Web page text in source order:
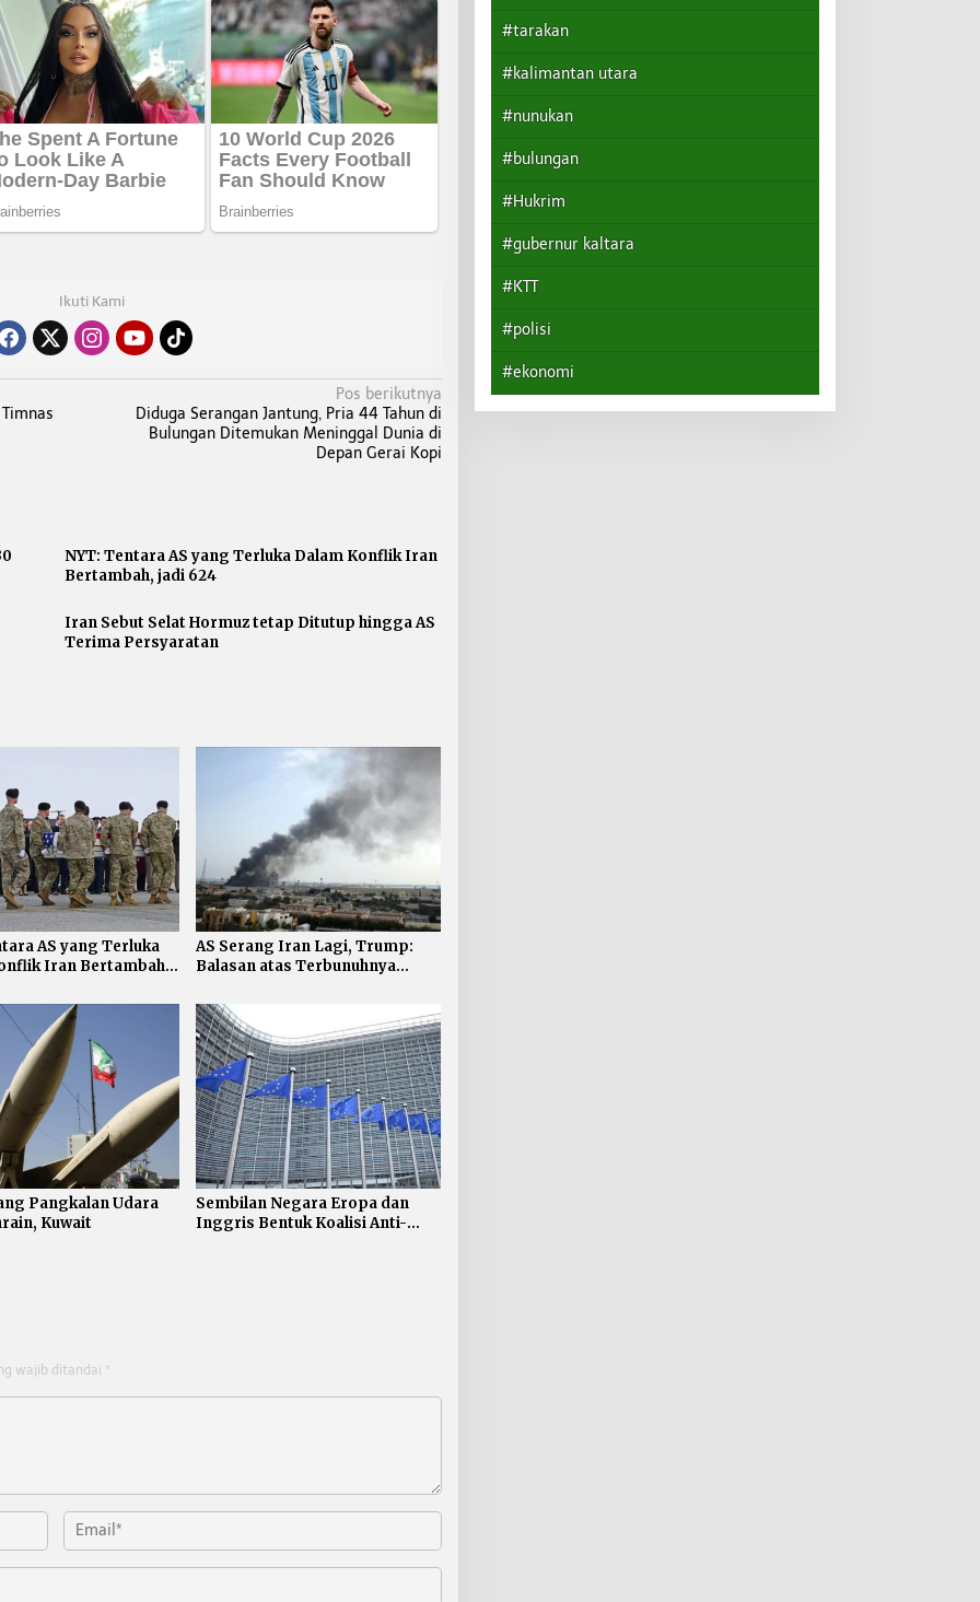
Ikuti Kami
Pos berikutnya
Diduga Serangan Jantung, Pria 44 Tahun di
Bulungan Ditemukan Meninggal Dunia di
Depan Gerai Kopi
NYT: Tentara AS yang Terluka Dalam Konflik Iran
Bertambah, jadi 624
Iran Sebut Selat Hormuz tetap Ditutup hingga AS
Terima Persyaratan
AS yang Terluka
Iran Bertambah,
AS Serang Iran Lagi, Trump:
Balasan atas Terbunuhnya
Pangkalan Udara
Kuwait
Sembilan Negara Eropa dan
Inggris Bentuk Koalisi Anti-
wajib ditandai *
#tarakan
#kalimantan utara
#nunukan
#bulungan
#Hukrim
#gubernur kaltara
#KTT
#polisi
#ekonomi